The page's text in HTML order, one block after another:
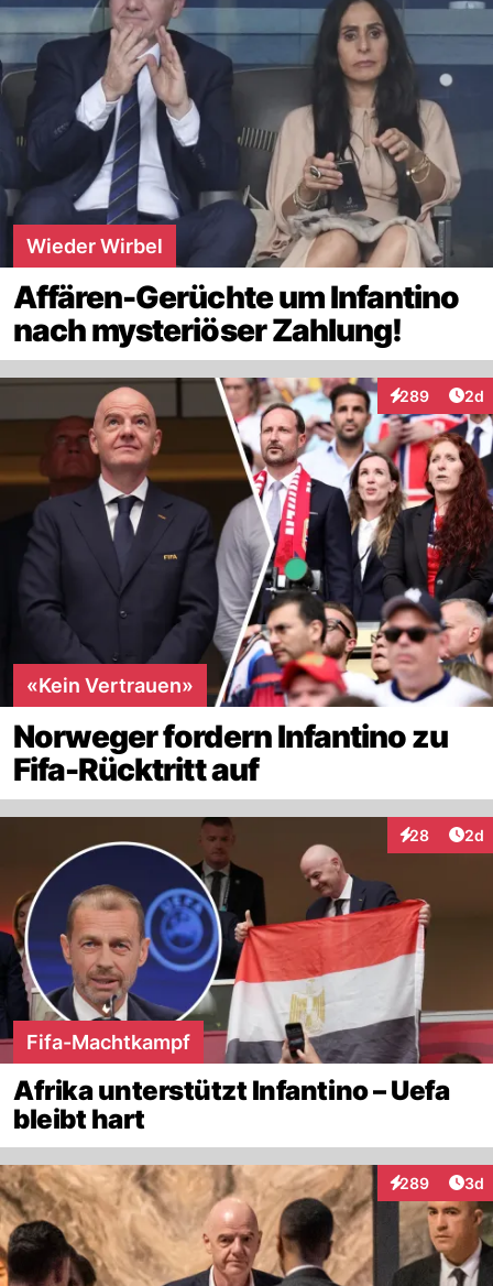
Wieder Wirbel
Affären-Gerüchte um Infantino
nach mysteriöser Zahlung!
289
Interaktionen
2d
«Kein Vertrauen»
Norweger fordern Infantino zu
Fifa-Rücktritt auf
28
Interaktionen
2d
Fifa-Machtkampf
Afrika unterstützt Infantino – Uefa
bleibt hart
289
Interaktionen
3d